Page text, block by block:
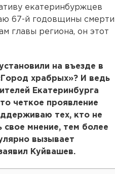
екатеринбуржцев
67-й годовщины смерти
главы региона, он этот
на въезде в
храбрых»? И ведь
Екатеринбурга
четкое проявление
тех, кто не
свое мнение, тем более
вызывает
Куйвашев.